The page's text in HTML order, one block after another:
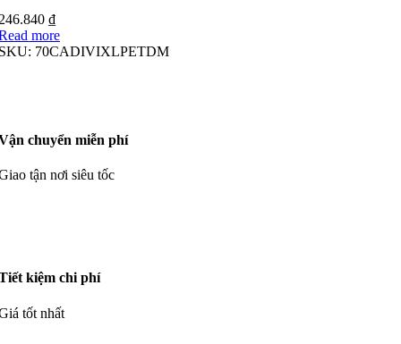
₫
more
70CADIVIXLPETDM
chuyển miễn phí
tận nơi siêu tốc
kiệm chi phí
tốt nhất